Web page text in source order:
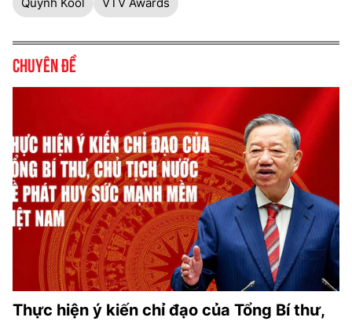
Chuyên đề
Thực hiện ý kiến chỉ đạo của Tổng Bí thư,